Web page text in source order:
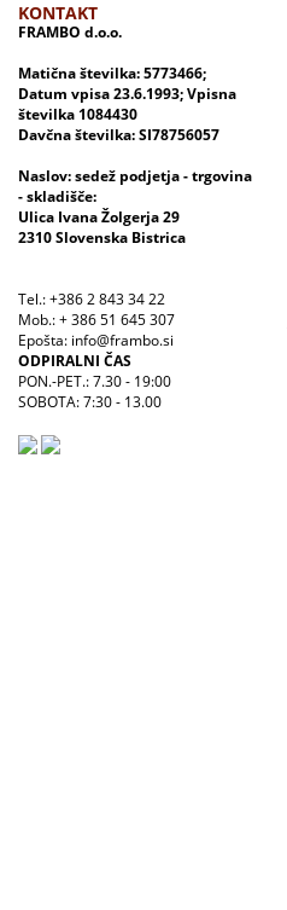
KONTAKT
FRAMBO d.o.o.
Matična številka: 5773466;
Datum vpisa 23.6.1993; Vpisna
številka 1084430
Davčna številka: SI78756057
Naslov: sedež podjetja - trgovina
- skladišče:
Ulica Ivana Žolgerja 29
2310 Slovenska Bistrica
Tel.: +386 2 843 34 22
Mob.: + 386 51 645 307
Epošta: info@frambo.si
ODPIRALNI ČAS
PON.-PET.: 7.30 - 19:00
SOBOTA: 7:30 - 13.00